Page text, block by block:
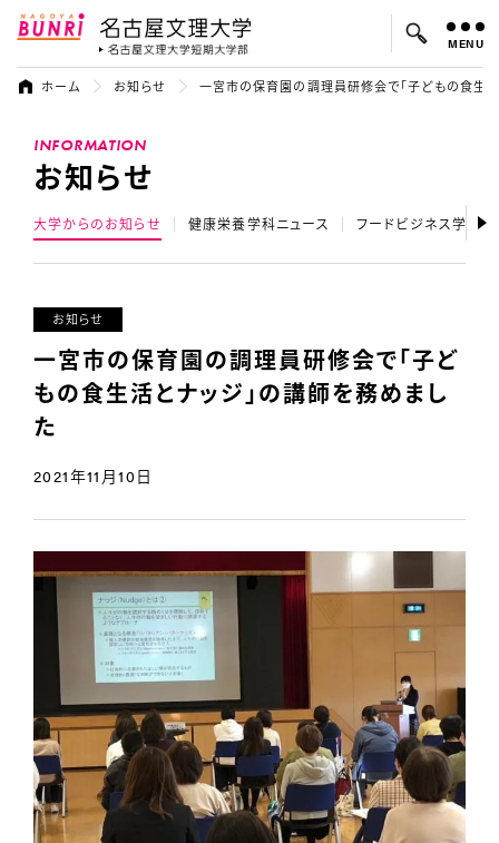
名古屋文理大学 名古屋文理大
よく検索されているキーワード：
MENU
ホーム お知らせ 一宮市の保育園の調理員研修会で「子どもの食生
INFORMATION
お知らせ
大学からのお知らせ 健康栄養学科ニュース フードビジネス学科ニ
お知らせ
一宮市の保育園の調理員研修会で「子ど
もの食生活とナッジ」の講師を務めまし
た
2021年11月10日